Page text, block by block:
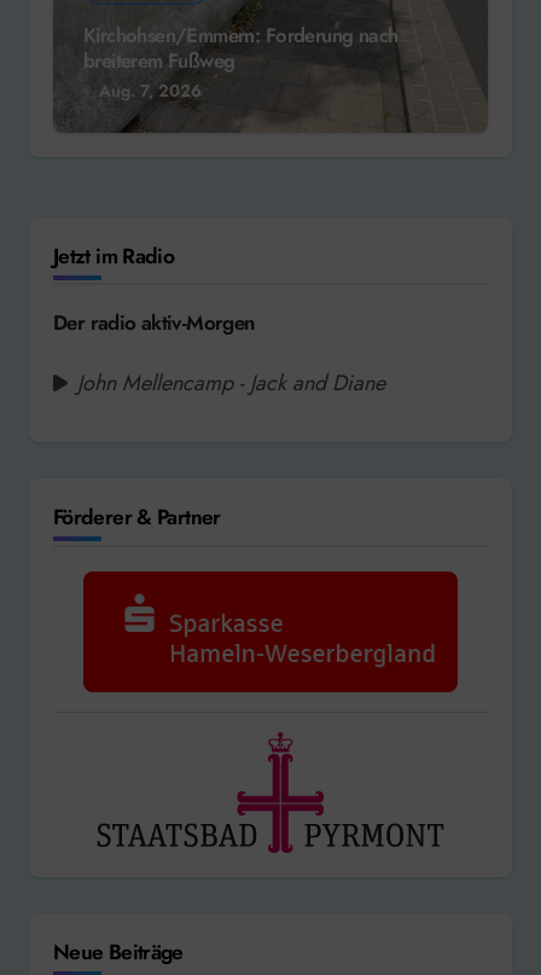
Kirchohsen/Emmern: Forderung nach
breiterem Fußweg
Aug. 7, 2026
Jetzt im Radio
Der radio aktiv-Morgen
John Mellencamp - Jack and Diane
Förderer & Partner
Neue Beiträge